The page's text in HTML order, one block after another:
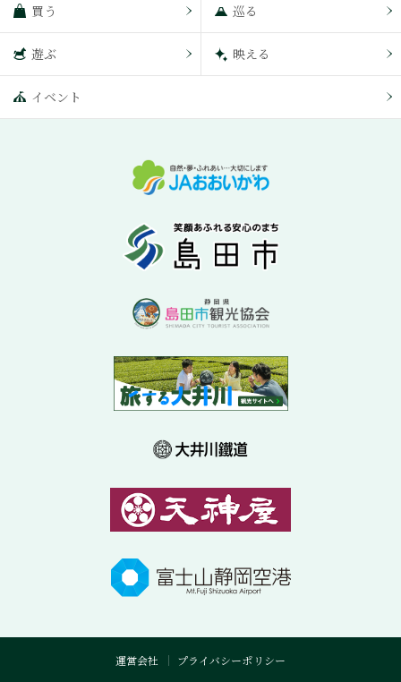
買う 巡る
遊ぶ 映える
イベント
運営会社
プライバシーポリシー